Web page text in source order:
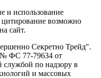
и использование
цитирование возможно
сайт.
Секретно Трейд".
№ ФС 77-79634 от
службой по надзору в
и массовых